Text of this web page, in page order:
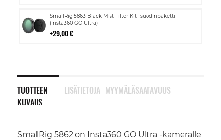
SmallRig 5863 Black Mist Filter Kit -suodinpaketti
(Insta360 GO Ultra)
29,00 €
Lisää
ostoskoriin
TUOTTEEN
KUVAUS
SmallRig 5862 on Insta360 GO Ultra -kameralle
LISÄTIETOJA MYYMÄLÄSAATAVUUS